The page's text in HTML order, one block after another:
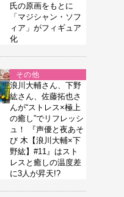
氏の原画をもとに
「マジシャン・ソフ
ィア」がフィギュア
化
その他
浪川大輔さん、下野
紘さん、佐藤拓也さ
んが“ストレス×極上
の癒し”でリフレッシ
ュ！ 『声優と夜あそ
び 木【浪川大輔×下
野紘】#11』はスト
レスと癒しの温度差
に3人が昇天!?